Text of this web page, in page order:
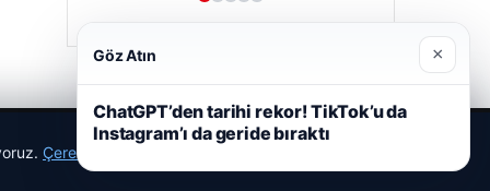
Çerez Politikamız
Göz Atın ×
ChatGPT’den tarihi rekor! TikTok’u da
Instagram’ı da geride bıraktı